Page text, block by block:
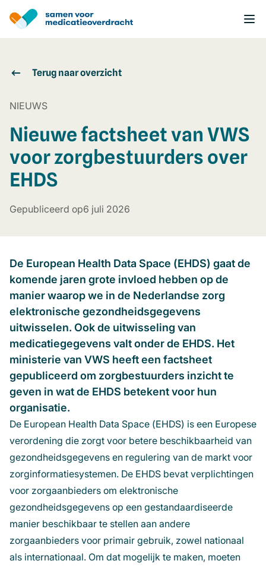
Overslaan
en
gaanTerug naar overzicht
NIEUWS
Nieuwe factsheet van VWS
voor zorgbestuurders over
EHDS
Gepubliceerd op6 juli 2026
De European Health Data Space (EHDS) gaat de
komende jaren grote invloed hebben op de
manier waarop we in de Nederlandse zorg
elektronische gezondheidsgegevens
uitwisselen. Ook de uitwisseling van
medicatiegegevens valt onder de EHDS. Het
ministerie van VWS heeft een factsheet
gepubliceerd om zorgbestuurders inzicht te
geven in wat de EHDS betekent voor hun
organisatie.
De European Health Data Space (EHDS) is een Europese
verordening die zorgt voor betere beschikbaarheid van
gezondheidsgegevens en regulering van de markt voor
zorginformatiesystemen. De EHDS bevat verplichtingen
voor zorgaanbieders om elektronische
gezondheidsgegevens op een gestandaardiseerde
manier beschikbaar te stellen aan andere
zorgaanbieders voor primair gebruik, zowel nationaal
als internationaal. Om dat mogelijk te maken, moeten